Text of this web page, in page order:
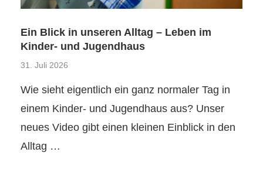
Ein Blick in unseren Alltag – Leben im
Kinder- und Jugendhaus
31. Juli 2026
Wie sieht eigentlich ein ganz normaler Tag in
einem Kinder- und Jugendhaus aus? Unser
neues Video gibt einen kleinen Einblick in den
Alltag …